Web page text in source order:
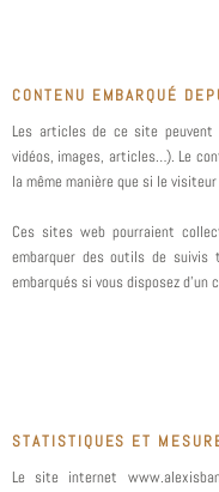
CONTENU EMBARQUÉ
Les articles de ce site peuvent
vidéos, images, articles…). Le
la même manière que si le
Ces sites web pourraient
embarquer des outils de
embarqués si vous disposez
STATISTIQUES ET
Le site internet